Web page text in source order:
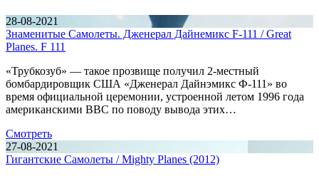
28-08-2021
Знаменитые Самолеты. Дженерал Дайнемикс F-111 / Great
Planes. F 111
«Трубкозуб» — такое прозвище получил 2-местный
бомбардировщик США «Дженерал Дайнэмикс Ф-111» во
время официальной церемонии, устроенной летом 1996 года
американскими ВВС по поводу вывода этих…
Смотреть
27-08-2021
Гигантские Самолеты / Mighty Planes (2012)